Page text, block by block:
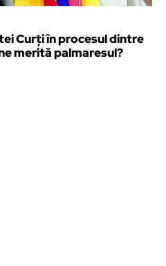
Curți în procesul dintre
merită palmaresul?